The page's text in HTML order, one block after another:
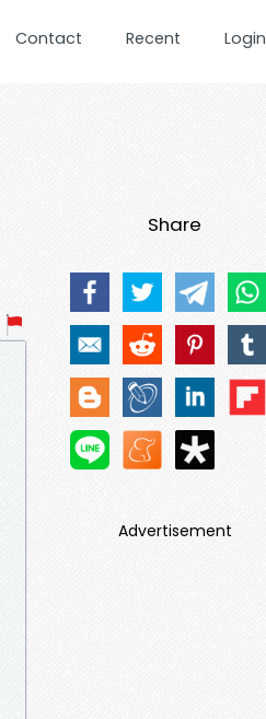
Contact Recent Login
Share
Advertisement